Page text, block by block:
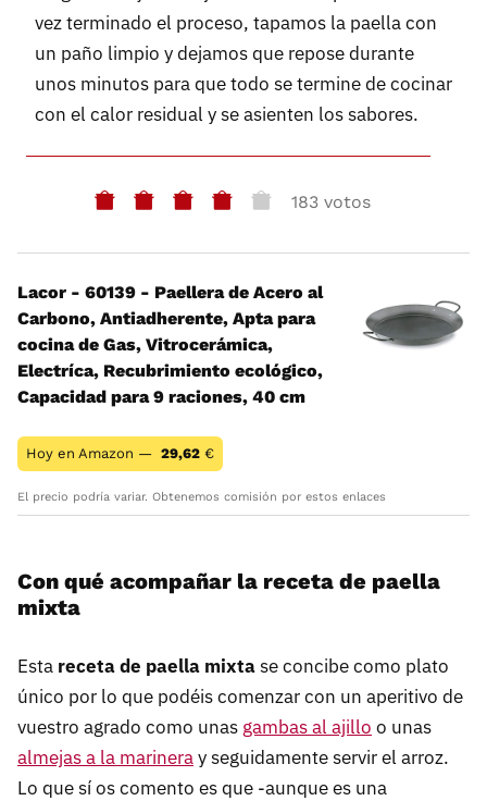
vez terminado el proceso, tapamos la paella con
un paño limpio y dejamos que repose durante
unos minutos para que todo se termine de cocinar
con el calor residual y se asienten los sabores.
183 votos
Lacor - 60139 - Paellera de Acero al
Carbono, Antiadherente, Apta para
cocina de Gas, Vitrocerámica,
Electríca, Recubrimiento ecológico,
Capacidad para 9 raciones, 40 cm
Hoy en Amazon — 29,62 €
El precio podría variar. Obtenemos comisión por estos enlaces
Con qué acompañar la receta de paella
mixta
Esta receta de paella mixtase concibe como plato
único por lo que podéis comenzar con un aperitivo de
vuestro agrado como unas gambas al ajillo o unas
almejas a la marineray seguidamente servir el arroz.
Lo que sí os comento es que -aunque es una